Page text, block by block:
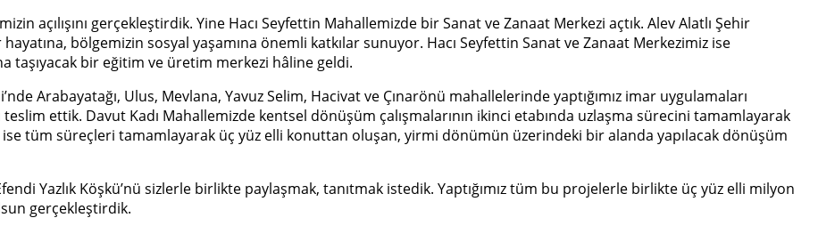
açılışını gerçekleştirdik. Yine Hacı Seyfettin Mahallemizde bir Sanat ve Zanaat Merkezi açtık. Alev Alatlı Şehir
bölgemizin sosyal yaşamına önemli katkılar sunuyor. Hacı Seyfettin Sanat ve Zanaat Merkezimiz ise
taşıyacak bir eğitim ve üretim merkezi hâline geldi.
Arabayatağı, Ulus, Mevlana, Yavuz Selim, Hacivat ve Çınarönü mahallelerinde yaptığımız imar uygulamaları
ettik. Davut Kadı Mahallemizde kentsel dönüşüm çalışmalarının ikinci etabında uzlaşma sürecini tamamlayarak
ise tüm süreçleri tamamlayarak üç yüz elli konuttan oluşan, yirmi dönümün üzerindeki bir alanda yapılacak dönüşüm
Yazlık Köşkü’nü sizlerle birlikte paylaşmak, tanıtmak istedik. Yaptığımız tüm bu projelerle birlikte üç yüz elli milyon
gerçekleştirdik.